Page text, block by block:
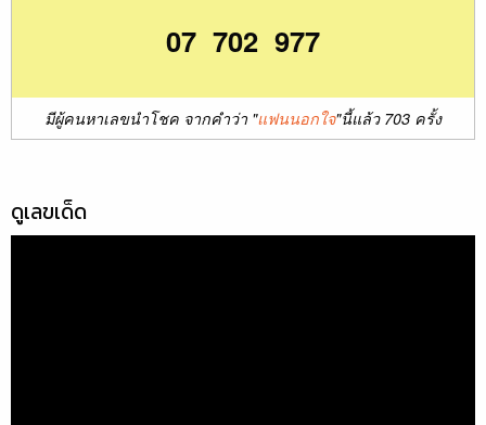
07 702 977
มีผู้คนหาเลขนำโชค จากคำว่า "แฟนนอกใจ"นี้แล้ว 703 ครั้ง
ดูเลขเด็ด